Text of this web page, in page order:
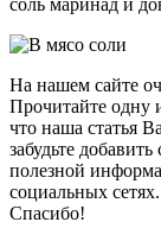
На нашем сайте
Прочитайте одну
что наша статья
забудьте
полезной
социальных
Спасибо!